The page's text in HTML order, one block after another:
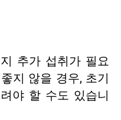
추가 섭취가 필요
지 않을 경우, 초기
야 할 수도 있습니